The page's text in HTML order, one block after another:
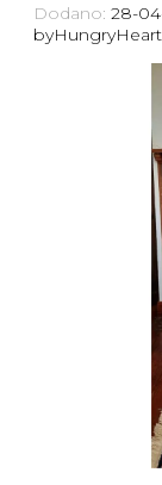
Dodano: 28-